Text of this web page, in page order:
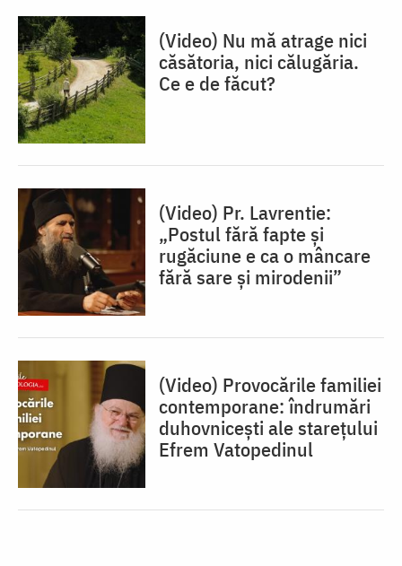
(Video) Nu mă atrage nici
căsătoria, nici călugăria.
Ce e de făcut?
(Video) Pr. Lavrentie:
„Postul fără fapte și
rugăciune e ca o mâncare
fără sare și mirodenii”
(Video) Provocările familiei
contemporane: îndrumări
duhovnicești ale starețului
Efrem Vatopedinul